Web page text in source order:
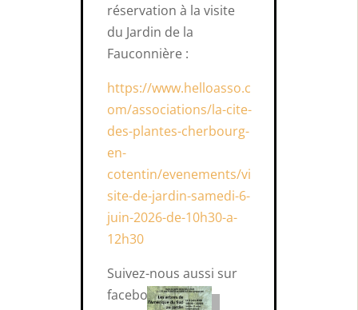
réservation à la visite
du Jardin de la
Fauconnière :
https://www.helloasso.c
om/associations/la-cite-
des-plantes-cherbourg-
en-
cotentin/evenements/vi
site-de-jardin-samedi-6-
juin-2026-de-10h30-a-
12h30
Suivez-nous aussi sur
facebook